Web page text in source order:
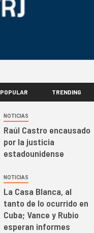
POPULAR TRENDING
NOTICIAS
Raúl Castro encausado
por la justicia
estadounidense
NOTICIAS
La Casa Blanca, al
tanto de lo ocurrido en
Cuba; Vance y Rubio
esperan informes